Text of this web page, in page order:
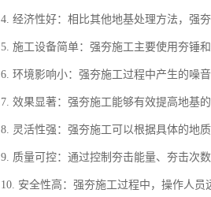
4. 经济性好：相比其他地基处理方法，强
5. 施工设备简单：强夯施工主要使用夯锤
6. 环境影响小：强夯施工过程中产生的噪
7. 效果显著：强夯施工能够有效提高地基
8. 灵活性强：强夯施工可以根据具体的地
9. 质量可控：通过控制夯击能量、夯击次
10. 安全性高：强夯施工过程中，操作人员